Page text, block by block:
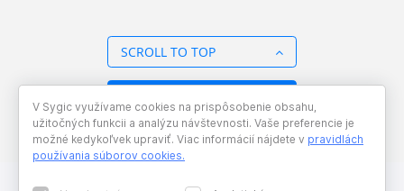
SCROLL TO TOP
V Sygic využívame cookies na prispôsobenie obsahu,
užitočných funkcii a analýzu návštevnosti. Vaše preferencie je
možné kedykoľvek upraviť. Viac informácií nájdete v pravidlách
používania súborov cookies.